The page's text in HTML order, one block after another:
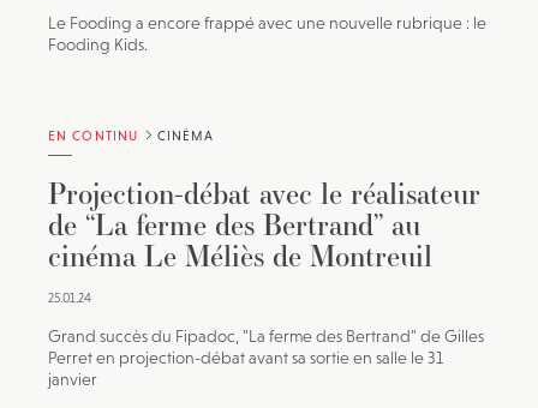
Le Fooding a encore frappé avec une nouvelle rubrique : le
Fooding Kids.
EN CONTINU CINÉMA
Projection-débat avec le réalisateur
de “La ferme des Bertrand” au
cinéma Le Méliès de Montreuil
25.01.24
Grand succès du Fipadoc, "La ferme des Bertrand" de Gilles
Perret en projection-débat avant sa sortie en salle le 31
janvier